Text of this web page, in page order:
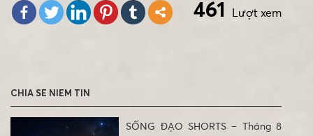
Lượt xem
461
CHIA SẺ NIỀM TIN
SỐNG ĐẠO SHORTS – Tháng 8